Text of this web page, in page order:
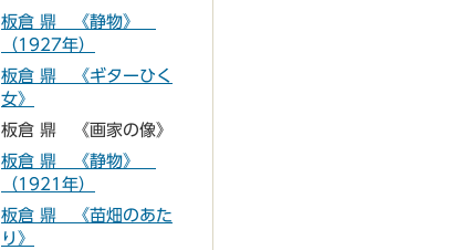
板倉 鼎 《静物》
（1927年）
板倉 鼎 《ギターひく
女》
板倉 鼎 《画家の像》
板倉 鼎 《静物》
（1921年）
板倉 鼎 《苗畑のあた
り》